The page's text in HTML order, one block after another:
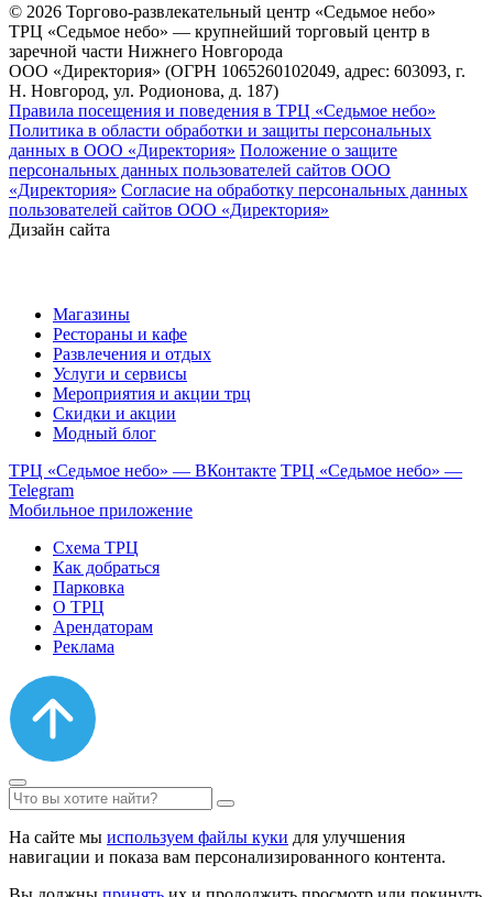
© 2026 Торгово-развлекательный центр «Седьмое небо»
ТРЦ «Седьмое небо» — крупнейший торговый центр в
заречной части Нижнего Новгорода
ООО «Директория» (ОГРН 1065260102049, адрес: 603093, г.
Н. Новгород, ул. Родионова, д. 187)
Правила посещения и поведения в ТРЦ «Седьмое небо»
Политика в области обработки и защиты персональных
данных в ООО «Директория» Положение о защите
персональных данных пользователей сайтов ООО
«Директория» Согласие на обработку персональных данных
пользователей сайтов ООО «Директория»
Дизайн сайта
Магазины
Рестораны и кафе
Развлечения и отдых
Услуги и сервисы
Мероприятия и акции трц
Скидки и акции
Модный блог
ТРЦ «Седьмое небо» — ВКонтакте ТРЦ «Седьмое небо» —
Telegram
Мобильное приложение
Схема ТРЦ
Как добраться
Парковка
О ТРЦ
Арендаторам
Реклама
На сайте мы используем файлы куки для улучшения
навигации и показа вам персонализированного контента.